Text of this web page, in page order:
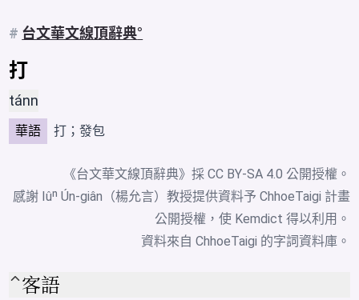
# 台文華文線頂辭典
打
tánn
華語 打；發包
《台文華文線頂辭典》採 CC BY-SA 4.0 公開授權。
感謝 Iûⁿ Ún-giân（楊允言）教授提供資料予 ChhoeTaigi 計畫
公開授權，使 Kemdict 得以利用。
資料來自 ChhoeTaigi 的字詞資料庫。
客語